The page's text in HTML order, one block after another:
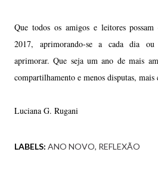
Que todos os amigos e leitores
2017, aprimorando-se a cada dia ou
aprimorar. Que seja um ano de mais
compartilhamento e menos disputas, mais
Luciana G. Rugani
LABELS: ANO NOVO REFLEXÃO